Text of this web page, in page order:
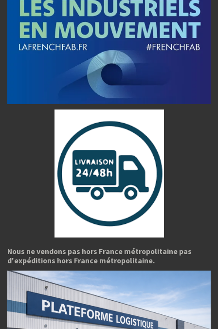
Nous ne vendons pas hors France métropolitaine pas
d'expéditions hors France métropolitaine.